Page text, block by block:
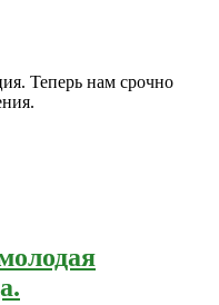
Теперь нам срочно